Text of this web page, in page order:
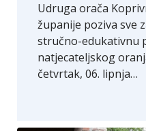
Udruga orača
županije poziva sve
stručno-edukativnu
natjecateljskog
četvrtak, 06. lipnja…